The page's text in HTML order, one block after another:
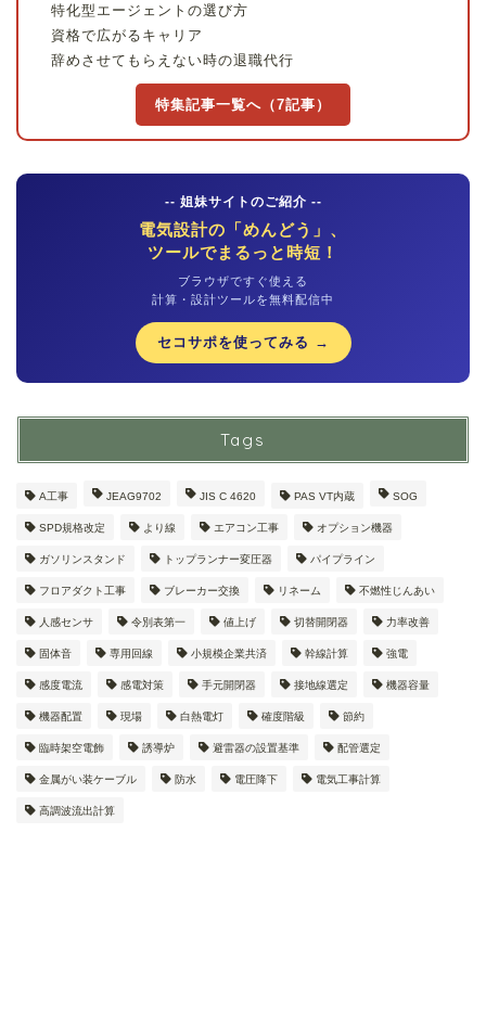
特化型エージェントの選び方
資格で広がるキャリア
辞めさせてもらえない時の退職代行
特集記事一覧へ（7記事）
-- 姐妹サイトのご紹介 --
電気設計の「めんどう」、
ツールでまるっと時短！
ブラウザですぐ使える
計算・設計ツールを無料配信中
セコサポを使ってみる →
Tags
A工事 JEAG9702 JIS C 4620 PAS VT内蔵 SOG
SPD規格改定 より線 エアコン工事 オプション機器
ガソリンスタンド トップランナー変圧器 パイプライン
フロアダクト工事 ブレーカー交換 リネーム 不燃性じんあい
人感センサ 令別表第一 値上げ 切替開閉器 力率改善
固体音 専用回線 小規模企業共済 幹線計算 強電
感度電流 感電対策 手元開閉器 接地線選定 機器容量
機器配置 現場 白熱電灯 確度階級 節約
臨時架空電飾 誘導炉 避雷器の設置基準 配管選定
金属がい装ケーブル 防水 電圧降下 電気工事計算
高調波流出計算